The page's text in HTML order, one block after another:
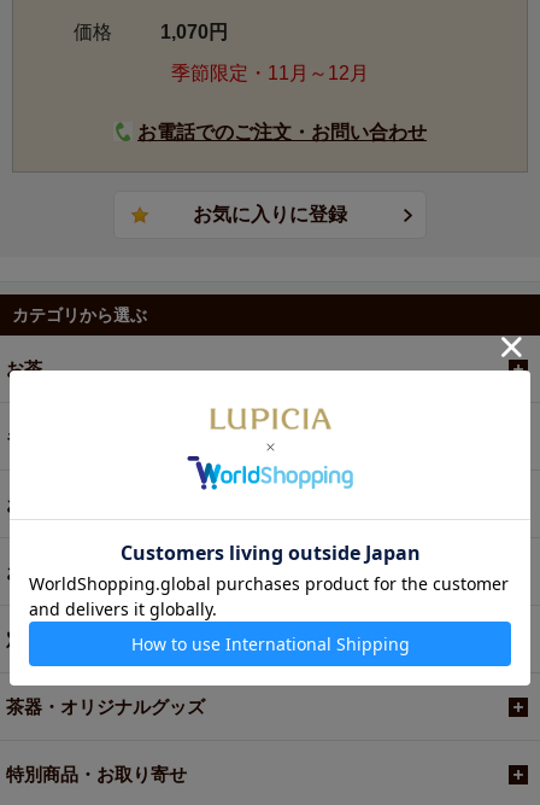
価格
1,070円
季節限定・11月～12月
お電話でのご注文・お問い合わせ
カテゴリから選ぶ
お茶
ギフト
お菓子・食品・飲料
お買い得商品
定期便
茶器・オリジナルグッズ
特別商品・お取り寄せ